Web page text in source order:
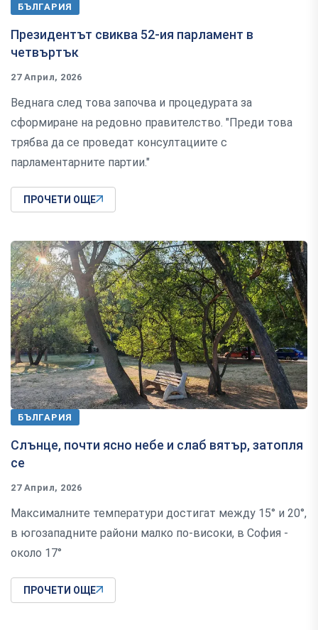
БЪЛГАРИЯ
Президентът свиква 52-ия парламент в
четвъртък
27 Април, 2026
Веднага след това започва и процедурата за
сформиране на редовно правителство. "Преди това
трябва да се проведат консултациите с
парламентарните партии."
ПРОЧЕТИ ОЩЕ
БЪЛГАРИЯ
Слънце, почти ясно небе и слаб вятър, затопля
се
27 Април, 2026
Максималните температури достигат между 15° и 20°,
в югозападните райони малко по-високи, в София -
около 17°
ПРОЧЕТИ ОЩЕ